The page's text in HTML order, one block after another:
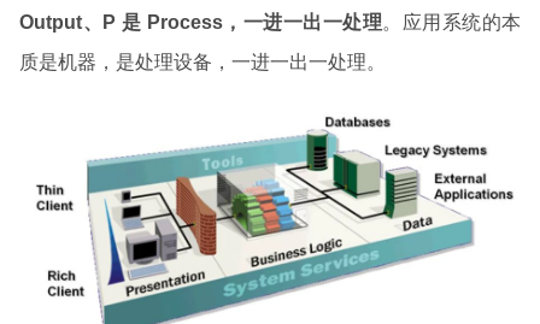
Output、P 是 Process，一进一出一处理。应用系统的本
质是机器，是处理设备，一进一出一处理。